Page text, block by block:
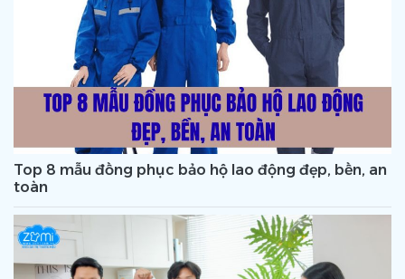
Top 8 mẫu đồng phục bảo hộ lao động đẹp, bền, an
toàn